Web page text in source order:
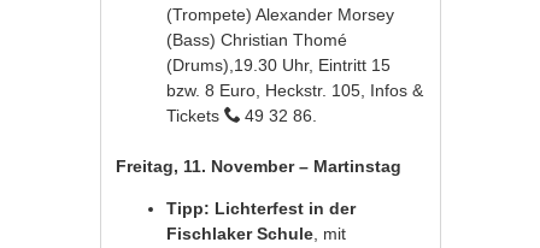
(Trompete) Alexander Morsey
(Bass) Christian Thomé
(Drums),19.30 Uhr, Eintritt 15
bzw. 8 Euro, Heckstr. 105, Infos &
Tickets
49 32 86.
Freitag, 11. November – Martinstag
Tipp: Lichterfest in der
Fischlaker Schule , mit